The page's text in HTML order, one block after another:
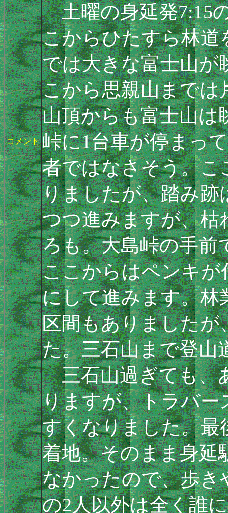
コメント
土曜の身延発7:15
こからひたすら林道
では大きな富士山が
こから思親山までは
山頂からも富士山は
峠に1台車が停まっ
者ではなさそう。こ
りましたが、踏み跡
つつ進みますが、枯
ろも。大島峠の手前
ここからはペンキが
にして進みます。林
区間もありましたが
た。三石山まで登山
三石山過ぎても、
りますが、トラバ
すくなりました。最
着地。そのまま身延
なかったので、歩き
の2人以外は全く誰